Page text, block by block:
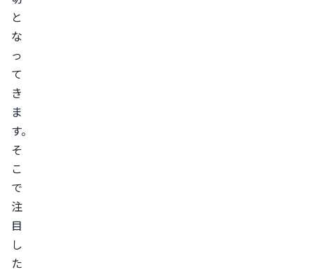
と
な
っ
て
き
ま
す。
そ
こ
で
注
目
し
た